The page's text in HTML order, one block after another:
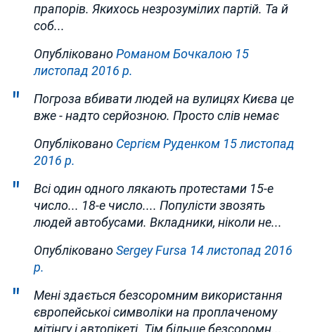
прапорів. Якихось незрозумілих партій. Та й
соб...
ОпублікованоРоманом Бочкалою 15
листопад 2016 р.
Погроза вбивати людей на вулицях Києва це
вже - надто серйозною. Просто слів немає
Опубліковано Сергієм Руденком 15 листопад
2016 р.
Всі один одного лякають протестами 15-е
число... 18-е число.... Популісти звозять
людей автобусами. Вкладники, ніколи не...
ОпублікованоSergey Fursa 14 листопад 2016
р.
Мені здається безсоромним використання
європейськоі символіки на проплаченому
мітінгу і автопікеті. Тім більше безсоромн...